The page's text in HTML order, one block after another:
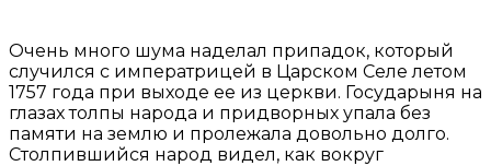
Очень много шума наделал припадок, который
случился с императрицей в Царском Селе летом
1757 года при выходе ее из церкви. Государыня на
глазах толпы народа и придворных упала без
памяти на землю и пролежала довольно долго.
Столпившийся народ видел, как вокруг